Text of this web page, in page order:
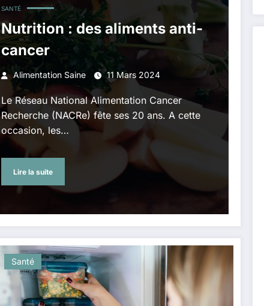
SANTÉ
Nutrition : des aliments anti-
cancer
Alimentation Saine 11 Mars 2024
Le Réseau National Alimentation Cancer
Recherche (NACRe) fête ses 20 ans. A cette
occasion, les…
Lire la suite
Santé